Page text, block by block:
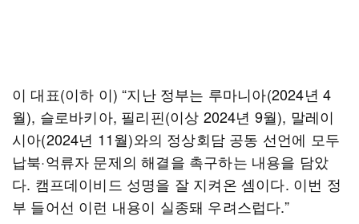
이 대표(이하 이) “지난 정부는 루마니아(2024년 4
월), 슬로바키아, 필리핀(이상 2024년 9월), 말레이
시아(2024년 11월)와의 정상회담 공동 선언에 모두
납북·억류자 문제의 해결을 촉구하는 내용을 담았
다. 캠프데이비드 성명을 잘 지켜온 셈이다. 이번 정
부 들어선 이런 내용이 실종돼 우려스럽다.”